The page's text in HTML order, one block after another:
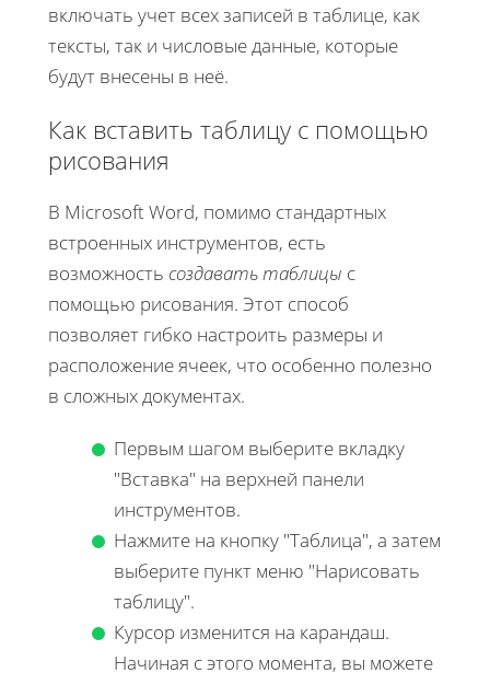
включать учет всех записей в таблице, как
тексты, так и числовые данные, которые
будут внесены в неё.
Как вставить таблицу с помощью
рисования
В Microsoft Word, помимо стандартных
встроенных инструментов, есть
возможность создавать таблицы с
помощью рисования. Этот способ
позволяет гибко настроить размеры и
расположение ячеек, что особенно полезно
в сложных документах.
Первым шагом выберите вкладку
"Вставка" на верхней панели
инструментов.
Нажмите на кнопку "Таблица", а затем
выберите пункт меню "Нарисовать
таблицу".
Курсор изменится на карандаш.
Начиная с этого момента, вы можете